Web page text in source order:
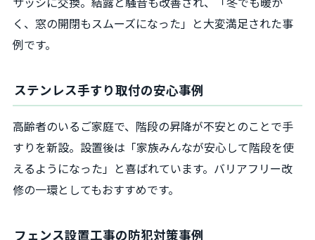
く、窓の開閉もスムーズになった」と大変満足された事
例です。
ステンレス手すり取付の安心事例
高齢者のいるご家庭で、階段の昇降が不安とのことで手
すりを新設。設置後は「家族みんなが安心して階段を使
えるようになった」と喜ばれています。バリアフリー改
修の一環としてもおすすめです。
フェンス設置工事の防犯対策事例